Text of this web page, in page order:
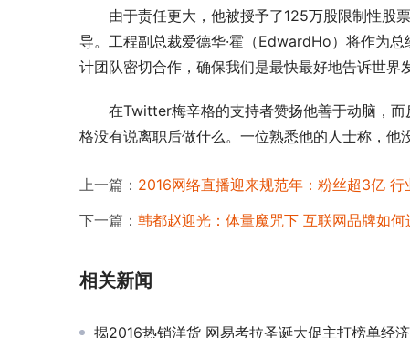
由于责任更大，他被授予了125万股限制性股
导。工程副总裁爱德华·霍（EdwardHo）将作为
计团队密切合作，确保我们是最快最好地告诉世界
在Twitter梅辛格的支持者赞扬他善于动脑，
格没有说离职后做什么。一位熟悉他的人士称，
上一篇： 2016网络直播迎来规范年：粉丝超3亿 行
下一篇： 韩都赵迎光：体量魔咒下 互联网品牌如何
相关新闻
揭2016热销洋货 网易考拉圣诞大促主打榜单经济